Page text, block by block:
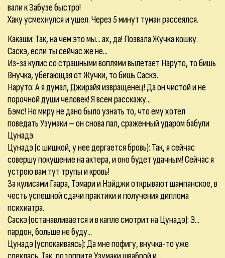
вали к Забузе быстро!
Хаку усмехнулся и ушел. Через 5 минут туман рассеялся.
Какаши: Так, на чем это мы... ах, да! Позвала Жучка кошку.
Саскэ, если ты сейчас же не...
Из-за кулис со страшными воплями вылетает Наруто, то бишь
Внучка, убегающая от Жучки, то бишь Саскэ.
Наруто: А я думал, Джирайя извращенец! Да он чистой и не
порочной души человек! Я всем расскажу...
Бэмс! Но миру не дано было узнать то, что ему хотел
поведать Узумаки – он снова пал, сраженный ударом бабули
Цунадэ.
Цунадэ (с шишкой, у нее дергается бровь): Так, я сейчас
совершу покушение на актера, и оно будет удачным! Сейчас я
устрою вам тут трупы и кровь!
За кулисами Гаара, Тэмари и Нэйджи открывают шампанское, в
честь успешной сдачи практики и получения диплома
психиатра.
Саскэ (останавливается и в капле смотрит на Цунадэ): Э...
пардон, больше не буду...
Цунадэ (успокаиваясь): Да мне пофигу, внучка-то уже